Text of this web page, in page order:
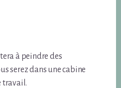
à peindre des
serez dans une cabine
travail.